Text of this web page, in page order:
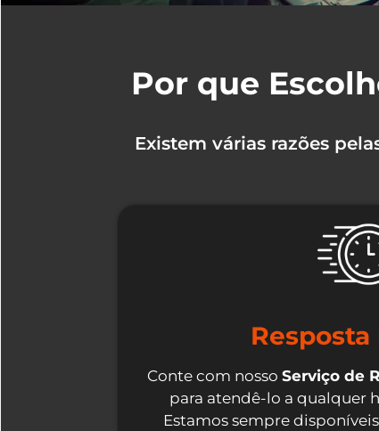
Por que
Existem várias razões
Resposta
Conte com nosso Serviço de
para atendê-lo a qualquer
Estamos sempre